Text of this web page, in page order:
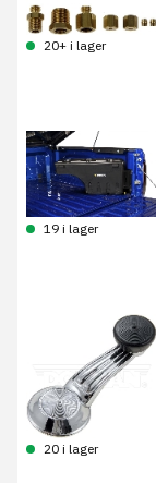
20+ i lager
19 i lager
20 i lager